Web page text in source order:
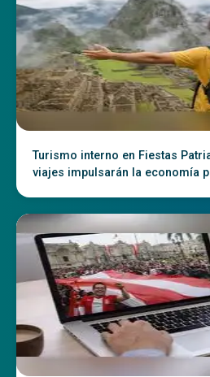
Turismo interno en Fiestas
viajes impulsarán la economía